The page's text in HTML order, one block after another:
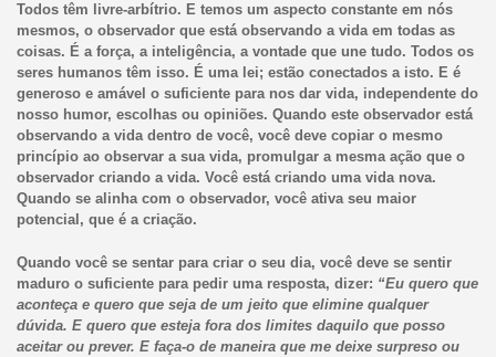
Todos têm livre-arbítrio. E temos um aspecto constante em nós
mesmos, o observador que está observando a vida em todas as
coisas. É a força, a inteligência, a vontade que une tudo. Todos os
seres humanos têm isso. É uma lei; estão conectados a isto. E é
generoso e amável o suficiente para nos dar vida, independente do
nosso humor, escolhas ou opiniões. Quando este observador está
observando a vida dentro de você, você deve copiar o mesmo
princípio ao observar a sua vida, promulgar a mesma ação que o
observador criando a vida. Você está criando uma vida nova.
Quando se alinha com o observador, você ativa seu maior
potencial, que é a criação.
Quando você se sentar para criar o seu dia, você deve se sentir
maduro o suficiente para pedir uma resposta, dizer: “Eu quero que
aconteça e quero que seja de um jeito que elimine qualquer
dúvida. E quero que esteja fora dos limites daquilo que posso
aceitar ou prever. E faça-o de maneira que me deixe surpreso ou